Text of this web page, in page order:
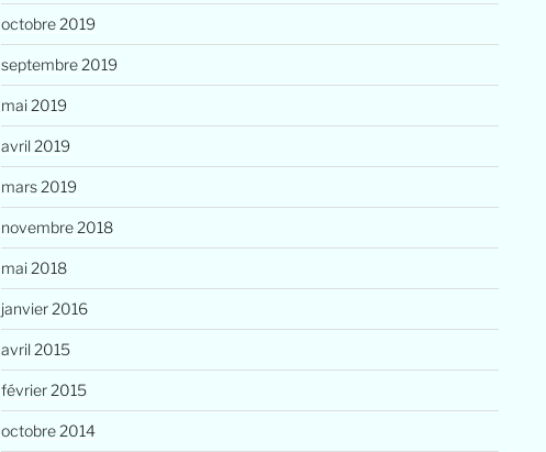
octobre 2019
septembre 2019
mai 2019
avril 2019
mars 2019
novembre 2018
mai 2018
janvier 2016
avril 2015
février 2015
octobre 2014